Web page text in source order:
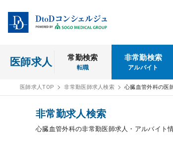
医師求人 常勤検索
転職
非常勤検索
アルバイト
医師求人TOP 非常勤医師求人検索 心臓血管外科の医
非常勤求人検索
心臓血管外科の非常勤医師求人・アルバイト